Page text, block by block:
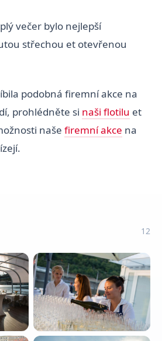
večer bylo nejlepší
střechou et otevřenou
podobná firemní akce na
prohlédněte si naši flotilu et
naše firemní akce na
12